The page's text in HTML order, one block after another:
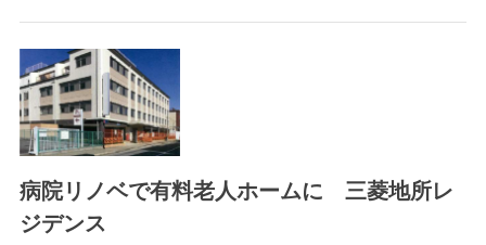
病院リノベで有料老人ホームに 三菱地所レ
ジデンス